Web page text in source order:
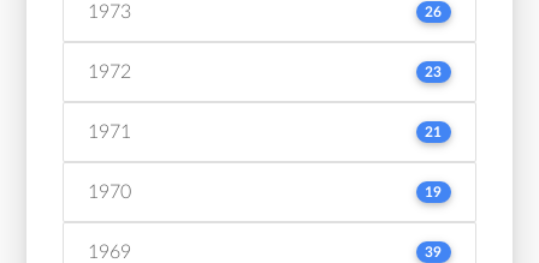
1973 26
1972 23
1971 21
1970 19
1969 39